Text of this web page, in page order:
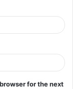
for the next